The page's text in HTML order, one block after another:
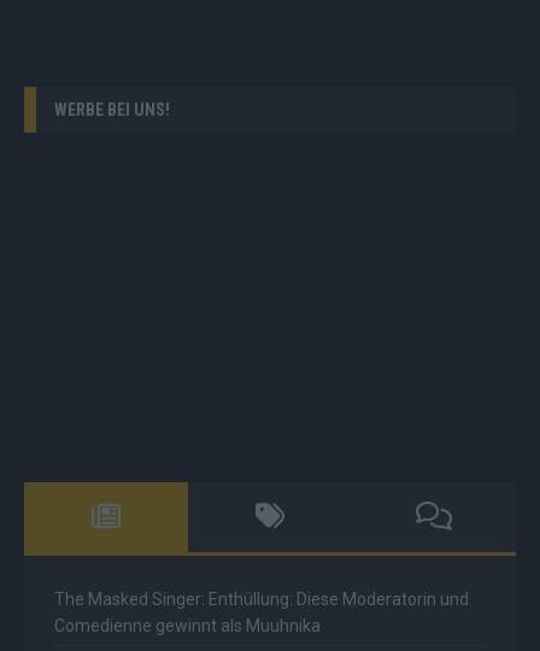
WERBE BEI UNS!
The Masked Singer: Enthüllung: Diese Moderatorin und
Comedienne gewinnt als Muuhnika